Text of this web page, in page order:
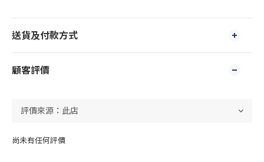
送貨及付款方式
顧客評價
尚未有任何評價